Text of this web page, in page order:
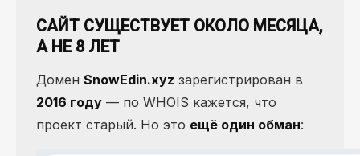
САЙТ СУЩЕСТВУЕТ ОКОЛО МЕСЯЦА,
А НЕ 8 ЛЕТ
Домен SnowEdin.xyz зарегистрирован в
2016 году — по WHOIS кажется, что
проект старый. Но это ещё один обман: